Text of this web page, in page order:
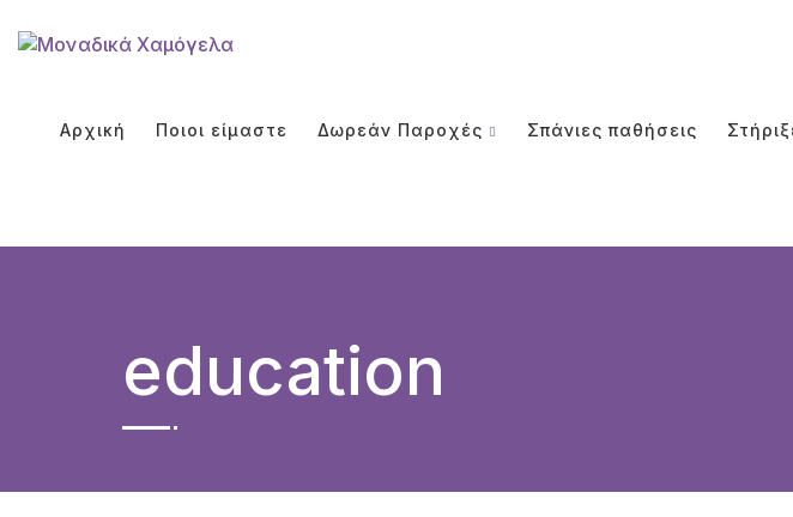
Αρχική Ποιοι είμαστε Δωρεάν Παροχές Σπάνιες παθήσεις
education